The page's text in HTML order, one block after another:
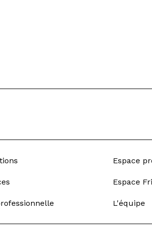
Espace
Espace
L'équipe